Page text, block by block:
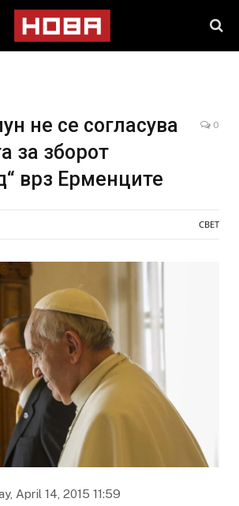
не се согласува
за зборот
врз Ерменците
0
СВЕТ
April 14, 2015 11:59